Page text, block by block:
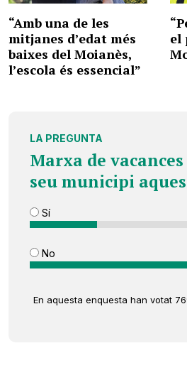
“Amb una de les
mitjanes d’edat més
baixes del Moianès,
l’escola és essencial”
el
LA PREGUNTA
Marxa de
seu municipi
Sí
No
En aquesta enquesta han votat